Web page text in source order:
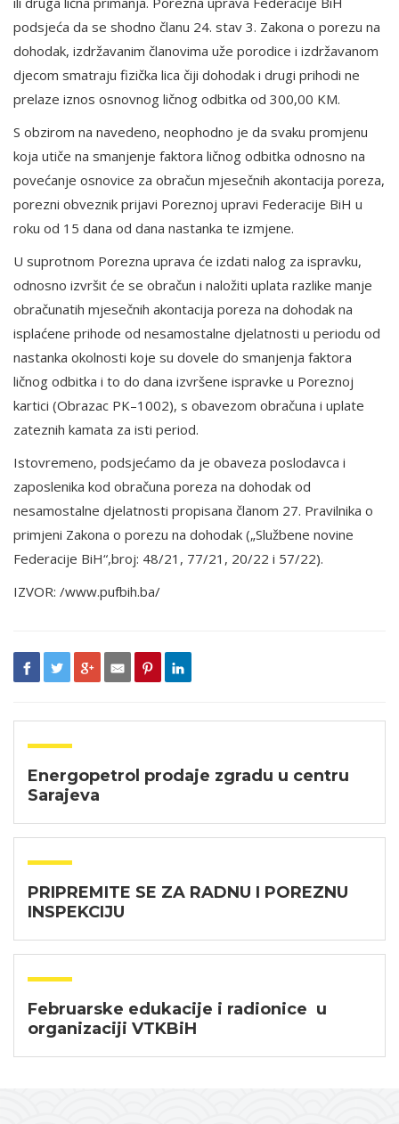
podsjeća da se shodno članu 24. stav 3. Zakona o porezu na
dohodak, izdržavanim članovima uže porodice i izdržavanom
djecom smatraju fizička lica čiji dohodak i drugi prihodi ne
prelaze iznos osnovnog ličnog odbitka od 300,00 KM.
S obzirom na navedeno, neophodno je da svaku promjenu
koja utiče na smanjenje faktora ličnog odbitka odnosno na
povećanje osnovice za obračun mjesečnih akontacija poreza,
porezni obveznik prijavi Poreznoj upravi Federacije BiH u
roku od 15 dana od dana nastanka te izmjene.
U suprotnom Porezna uprava će izdati nalog za ispravku,
odnosno izvršit će se obračun i naložiti uplata razlike manje
obračunatih mjesečnih akontacija poreza na dohodak na
isplaćene prihode od nesamostalne djelatnosti u periodu od
nastanka okolnosti koje su dovele do smanjenja faktora
ličnog odbitka i to do dana izvršene ispravke u Poreznoj
kartici (Obrazac PK–1002), s obavezom obračuna i uplate
zateznih kamata za isti period.
Istovremeno, podsjećamo da je obaveza poslodavca i
zaposlenika kod obračuna poreza na dohodak od
nesamostalne djelatnosti propisana članom 27. Pravilnika o
primjeni Zakona o porezu na dohodak („Službene novine
Federacije BiH“,broj: 48/21, 77/21, 20/22 i 57/22).
IZVOR: /www.pufbih.ba/
Energopetrol prodaje zgradu u centru
Sarajeva
PRIPREMITE SE ZA RADNU I POREZNU
INSPEKCIJU
Februarske edukacije i radionice u
organizaciji VTKBiH